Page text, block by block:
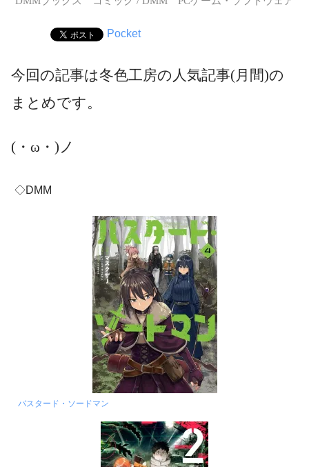
Pocket
今回の記事は冬色工房の人気記事(月間)の
まとめです。
(・ω・)ノ
◇DMM
バスタード・ソードマン